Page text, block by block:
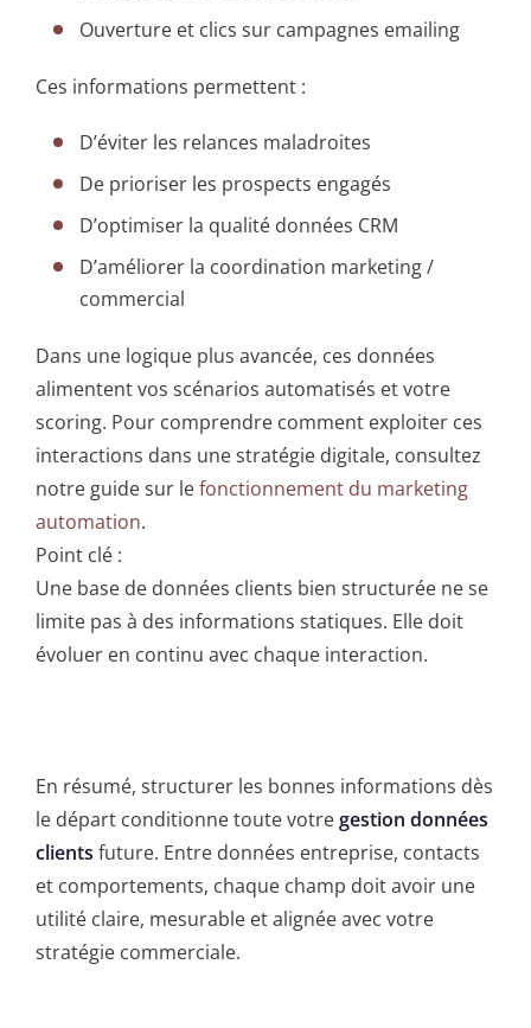
Ouverture et clics sur campagnes emailing
Ces informations permettent :
D’éviter les relances maladroites
De prioriser les prospects engagés
D’optimiser la qualité données CRM
D’améliorer la coordination marketing /
commercial
Dans une logique plus avancée, ces données
alimentent vos scénarios automatisés et votre
scoring. Pour comprendre comment exploiter ces
interactions dans une stratégie digitale, consultez
notre guide sur lefonctionnement du marketing
automation.
Point clé :
Une base de données clients bien structurée ne se
limite pas à des informations statiques. Elle doit
évoluer en continu avec chaque interaction.
En résumé, structurer les bonnes informations dès
le départ conditionne toute votregestion données
clients future. Entre données entreprise, contacts
et comportements, chaque champ doit avoir une
utilité claire, mesurable et alignée avec votre
stratégie commerciale.